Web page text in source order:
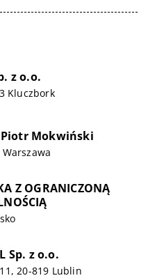
z o.o.
Kluczbork
Piotr Mokwiński
Z OGRANICZONĄ
Sp. z o.o.
20-819 Lublin